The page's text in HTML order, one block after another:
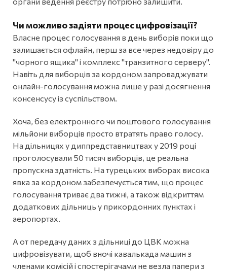
Чи можливо задіяти процес цифровізації?
Власне процес голосування в день виборів поки що
залишається офлайн, перш за все через недовіру до
"чорного ящика" і комплекс "транзитного серверу".
Навіть для виборців за кордоном запроваджувати
онлайн-голосування можна лише у разі досягнення
консенсусу із суспільством.
Хоча, без електронного чи поштового голосування
мільйони виборців просто втратять право голосу.
На дільницях у диппредставництвах у 2019 році
проголосували 50 тисяч виборців, це реальна
пропускна здатність. На турецьких виборах висока
явка за кордоном забезпечується тим, що процес
голосування триває два тижні, а також відкриттям
додаткових дільниць у прикордонних пунктах і
аеропортах.
А от передачу даних з дільниці до ЦВК можна
цифровізувати, щоб вночі кавалькада машин з
членами комісій і спостерігачами не везла папери з